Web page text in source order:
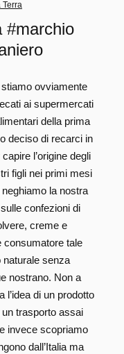
Terra
#marchio
stiamo ovviamente
ai supermercati
della prima
deciso di recarci in
l’origine degli
figli nei primi mesi
la nostra
confezioni di
creme e
consumatore tale
naturale senza
nostrano. Non a
di un prodotto
un trasporto assai
invece scopriamo
dall’Italia ma